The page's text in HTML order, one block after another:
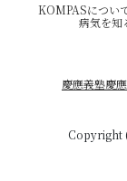
KOMPASについ
病気を知
慶應義塾慶
Copyright